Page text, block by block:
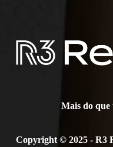
Mais do que
Copyright © 2025 - R3